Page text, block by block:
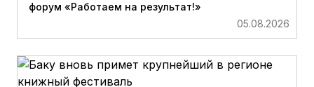
форум «Работаем на результат!»
05.08.2026